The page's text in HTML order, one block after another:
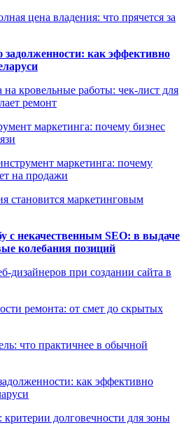
цена владения: что прячется за
как эффективно
кровельные работы: чек-лист для
ремонт
маркетинга: почему бизнес
маркетинга: почему
на продажи
становится маркетинговым
с некачественным SEO: в выдаче
колебания позиций
при создании сайта в
ремонта: от смет до скрытых
что практичнее в обычной
как эффективно
долговечности для зоны